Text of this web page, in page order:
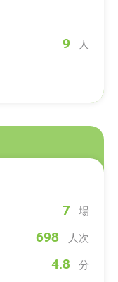
9 人
7
場
698
人次
4.8 分